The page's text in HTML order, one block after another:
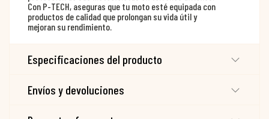
Con P-TECH, aseguras que tu moto esté equipada con
productos de calidad que prolongan su vida útil y
mejoran su rendimiento.
Especificaciones del producto
Envíos y devoluciones